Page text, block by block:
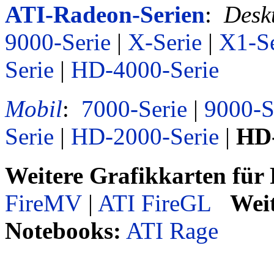
ATI-Radeon-Serien:
9000-Serie | X-Serie | X1-
Serie | HD-4000-Serie
Mobil: 7000-Serie | 9000-
Serie | HD-2000-Serie |
Weitere Grafikkarten für
FireMV | ATI FireGL
Notebooks: ATI Rage